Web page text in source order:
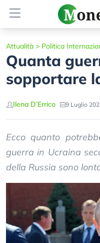
Attualità > Politica
Quanta
sopportare
Ilena D’Errico 9 Luglio
Ecco quanto
guerra in Ucraina
della Russia sono